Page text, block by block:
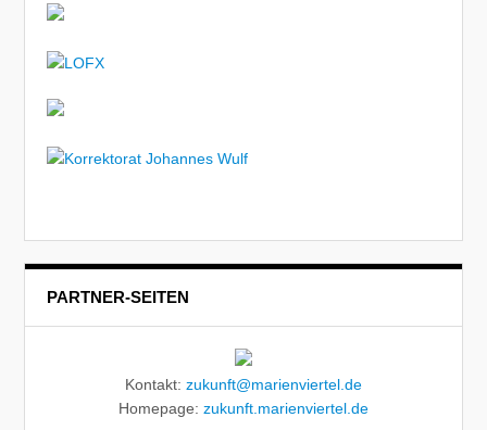
PARTNER-SEITEN
Kontakt: zukunft@marienviertel.de
Homepage: zukunft.marienviertel.de